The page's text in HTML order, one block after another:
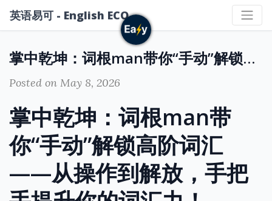
英语易可 - English ECO
掌中乾坤：词根man带你“手动”解锁高阶词汇——从操作到解放，手把手提升你的词汇力！
Posted on May 8, 2026
掌中乾坤：词根man带
你“手动”解锁高阶词汇
——从操作到解放，手把